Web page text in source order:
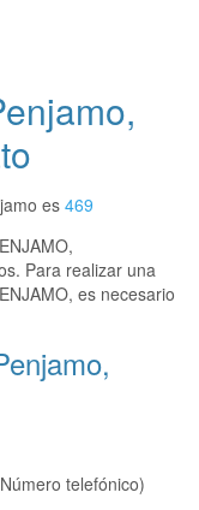
es 469
Para realizar una
es necesario
telefónico)